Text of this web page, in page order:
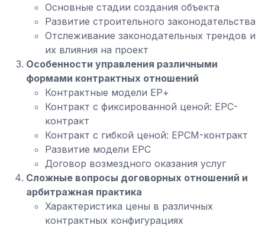
Основные стадии создания объекта
Развитие строительного законодательства
Отслеживание законодательных трендов и
их влияния на проект
Особенности управления различными
формами контрактных отношений
Контрактные модели ЕР+
Контракт с фиксированной ценой: EPC-
контракт
Контракт с гибкой ценой: EPCM-контракт
Развитие модели EPC
Договор возмездного оказания услуг
Сложные вопросы договорных отношений и
арбитражная практика
Характеристика цены в различных
контрактных конфигурациях